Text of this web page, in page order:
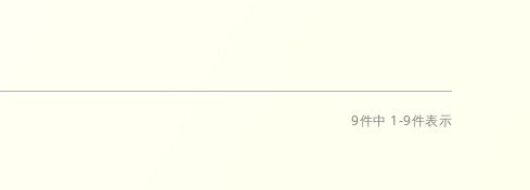
9件中 1-9件表示